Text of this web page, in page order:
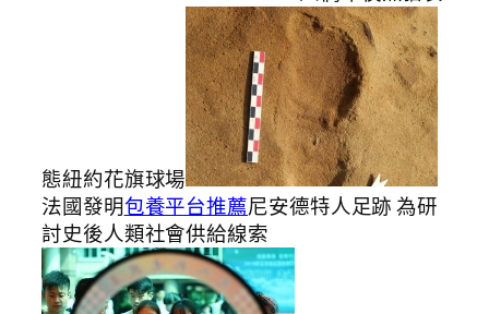
態紐約花旗球場
法國發明包養平台推薦尼安德特人足跡 為研
討史後人類社會供給線索